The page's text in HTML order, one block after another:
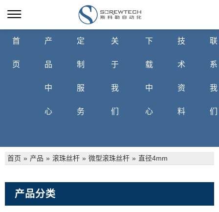
首
页
产
品
中
心
定
制
服
务
关
于
我
们
下
载
中
心
技
术
资
料
联
系
我
们
首页 » 产品 » 滚珠丝杆 » 微型滚珠丝杆 » 直径4mm
产品分类